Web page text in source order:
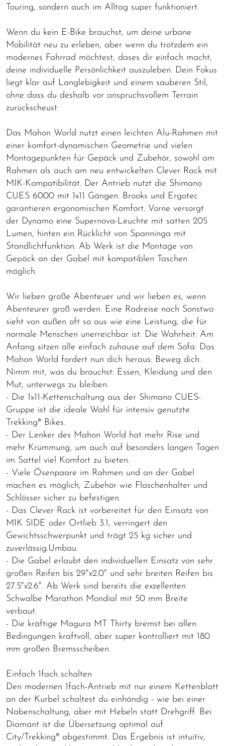
Touring, sondern auch im Alltag super funktioniert.
Wenn du kein E-Bike brauchst, um deine urbane
Mobilität neu zu erleben, aber wenn du trotzdem ein
modernes Fahrrad möchtest, dases dir einfach macht,
deine individuelle Persönlichkeit auszuleben. Dein Fokus
liegt klar auf Langlebigkeit und einem sauberen Stil,
ohne dass du deshalb vor anspruchsvollem Terrain
zurückscheust.
Das Mahon World nutzt einen leichten Alu-Rahmen mit
einer komfort-dynamischen Geometrie und vielen
Montagepunkten für Gepäck und Zubehör, sowohl am
Rahmen als auch am neu entwickelten Clever Rack mit
MIK-Kompatibilität. Der Antrieb nutzt die Shimano
CUES 6000 mit 1x11 Gängen. Brooks und Ergotec
garantieren ergonomischen Komfort. Vorne versorgt
der Dynamo eine Supernova-Leuchte mit satten 205
Lumen, hinten ein Rücklicht von Spanninga mit
Standlichtfunktion. Ab Werk ist die Montage von
Gepäck an der Gabel mit kompatiblen Taschen
möglich.
Wir lieben große Abenteuer und wir lieben es, wenn
Abenteurer groß werden. Eine Radreise nach Sonstwo
sieht von außen oft so aus wie eine Leistung, die für
normale Menschen unerreichbar ist. Die Wahrheit: Am
Anfang sitzen alle einfach zuhause auf dem Sofa. Das
Mahon World fordert nun dich heraus: Beweg dich.
Nimm mit, was du brauchst: Essen, Kleidung und den
Mut, unterwegs zu bleiben.
- Die 1x11-Kettenschaltung aus der Shimano CUES-
Gruppe ist die ideale Wahl für intensiv genutzte
Trekking® Bikes.
- Der Lenker des Mahon World hat mehr Rise und
mehr Krümmung, um auch auf besonders langen Tagen
im Sattel viel Komfort zu bieten.
- Viele Ösenpaare im Rahmen und an der Gabel
machen es möglich, Zubehör wie Flaschenhalter und
Schlösser sicher zu befestigen.
- Das Clever Rack ist vorbereitet für den Einsatz von
MIK SIDE oder Ortlieb 3.1, verringert den
Gewichtsschwerpunkt und trägt 25 kg sicher und
zuverlässig.Umbau.
- Die Gabel erlaubt den individuellen Einsatz von sehr
großen Reifen bis 29"x2.0" und sehr breiten Reifen bis
27.5"x2.6". Ab Werk sind bereits die exzellenten
Schwalbe Marathon Mondial mit 50 mm Breite
verbaut.
- Die kräftige Magura MT Thirty bremst bei allen
Bedingungen kraftvoll, aber super kontrolliert mit 180
mm großen Bremsscheiben.
Einfach 1fach schalten
Den modernen 1fach-Antrieb mit nur einem Kettenblatt
an der Kurbel schaltest du einhändig - wie bei einer
Nabenschaltung, aber mit Hebeln statt Drehgriff. Bei
Diamant ist die Übersetzung optimal auf
City/Trekking® abgestimmt. Das Ergebnis ist intuitiv,